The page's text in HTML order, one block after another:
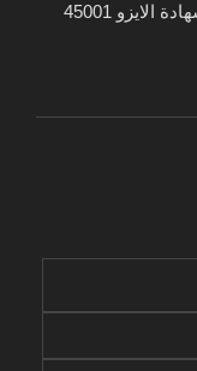
أهم الصناعات اللي تحتاج شهادة الايزو 45001